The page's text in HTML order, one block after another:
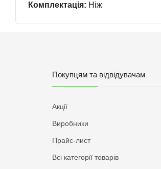
Комплектація: Ніж
Покупцям та відвідувачам
Акції
Виробники
Прайс-лист
Всі категорії товарів